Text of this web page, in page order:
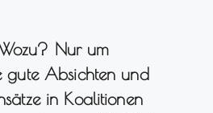
Nur um
gute Absichten und
in Koalitionen